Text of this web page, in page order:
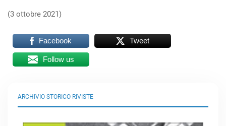
(3 ottobre 2021)
Facebook Tweet
Follow us
ARCHIVIO STORICO RIVISTE